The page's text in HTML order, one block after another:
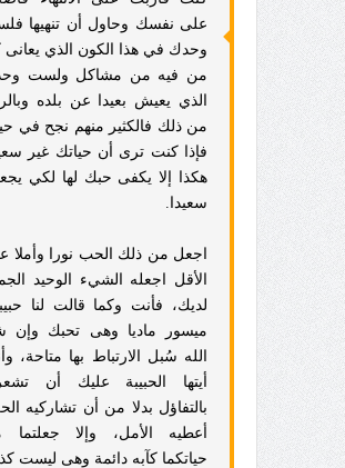
على نفسك وحاول أن تنهيها
وحدك في هذا الكون الذي
من فيه من مشاكل ولست
الذي يعيش بعيدا عن بلده
من ذلك فالكثير منهم نجح في
فإذا كنت ترى أن حياتك غير
هكذا إلا يكفى حبك لها لكي
سعيدا.
اجعل من ذلك الحب نورا وأملا
الأقل اجعله الشيء الوحيد
لديك، فأنت وكما قالت لنا
ميسور ماديا وهى تحبك وإن
الله سُبل الارتباط بها متاحة،
أيتها الحبيبة عليك أن
بالتفاؤل بدلا من أن تشاركيه
أعطيه الأمل، وإلا جعلتما
حياتكما كآبه دائمة وهى ليست